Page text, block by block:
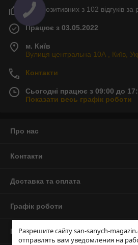
Разрешите сайту san-sanych-
отправлять вам уведомления на
90% позитивних з 102 відгуків за
Працює з 03.05.2022
м. Київ
Вулиця центральна 10А , Київ,
Контакти
Сьогодні працює з 09:00 до
Показати весь графік роботи
Про нас
Контакти
Доставка та оплата
Графік роботи
Повна версія сайту